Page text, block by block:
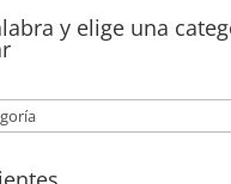
y elige una